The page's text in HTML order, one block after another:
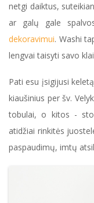
netgi daiktus,
ar galų gale
dekoravimui. Washi
lengvai taisyti savo
Pati esu įsigijusi
kiaušinius per šv.
tobulai, o kitos -
atidžiai rinkitės
paspaudimų, imtų